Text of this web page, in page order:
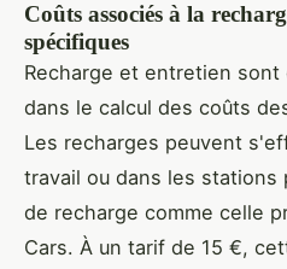
Coûts associés à la
spécifiques
Recharge et entretien sont
dans le calcul des coûts
Les recharges peuvent
travail ou dans les stations
de recharge comme celle
Cars. À un tarif de 15 €,